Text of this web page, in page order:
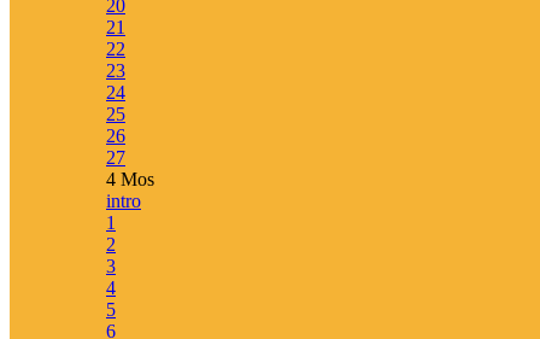
20
21
22
23
24
25
26
27
4 Mos
intro
1
2
3
4
5
6
info@karnbibeln.se